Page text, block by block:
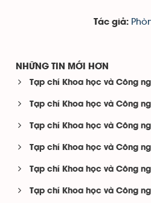
Tác giả:
NHỮNG TIN MỚI HƠN
Tạp chí Khoa học và Công
Tạp chí Khoa học và Công
Tạp chí Khoa học và Công
Tạp chí Khoa học và Công
Tạp chí Khoa học và Công
Tạp chí Khoa học và Công